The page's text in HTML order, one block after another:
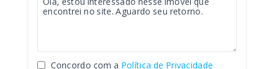
Concordo com a Política de Privacidade